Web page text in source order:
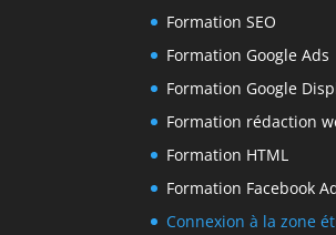
Formation SEO
Formation Google Ads
Formation Google
Formation rédaction
Formation HTML
Formation Facebook
Connexion à la zone